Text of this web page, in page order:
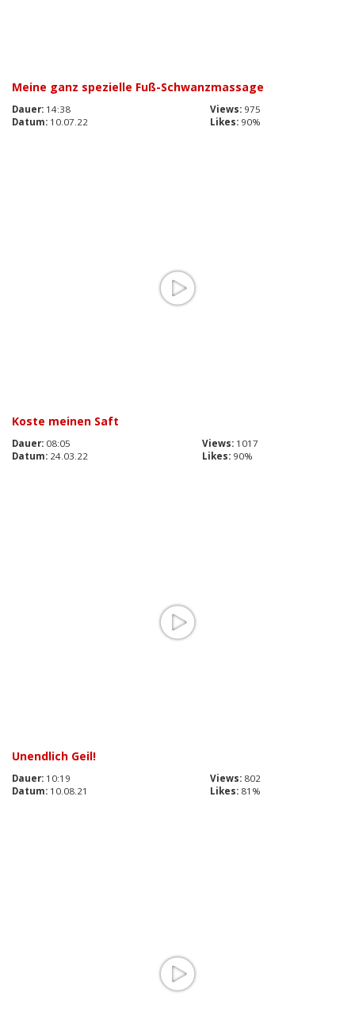
Meine ganz spezielle Fuß-Schwanzmassage
Dauer: 14:38 Views: 975
Datum: 10.07.22 Likes: 90%
Koste meinen Saft
Dauer: 08:05 Views: 1017
Datum: 24.03.22 Likes: 90%
Unendlich Geil!
Dauer: 10:19 Views: 802
Datum: 10.08.21 Likes: 81%